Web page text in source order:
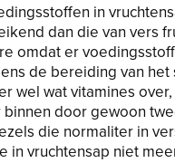
in
dan die van vers
omdat er
de bereiding van het
wel wat vitamines
door gewoon
die normaliter in
in vruchtensap niet